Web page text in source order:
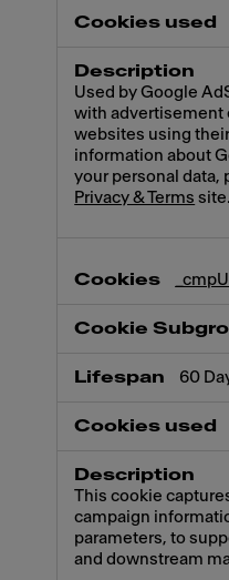
Used by Google
with advertisement
websites using
information about
your personal data,
Privacy & Terms site.
60
This cookie
campaign
parameters, to
and downstream